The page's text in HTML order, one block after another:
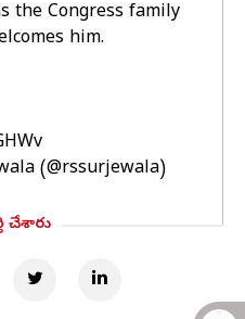
the Congress family
him.
(@rssurjewala)
చేశారు